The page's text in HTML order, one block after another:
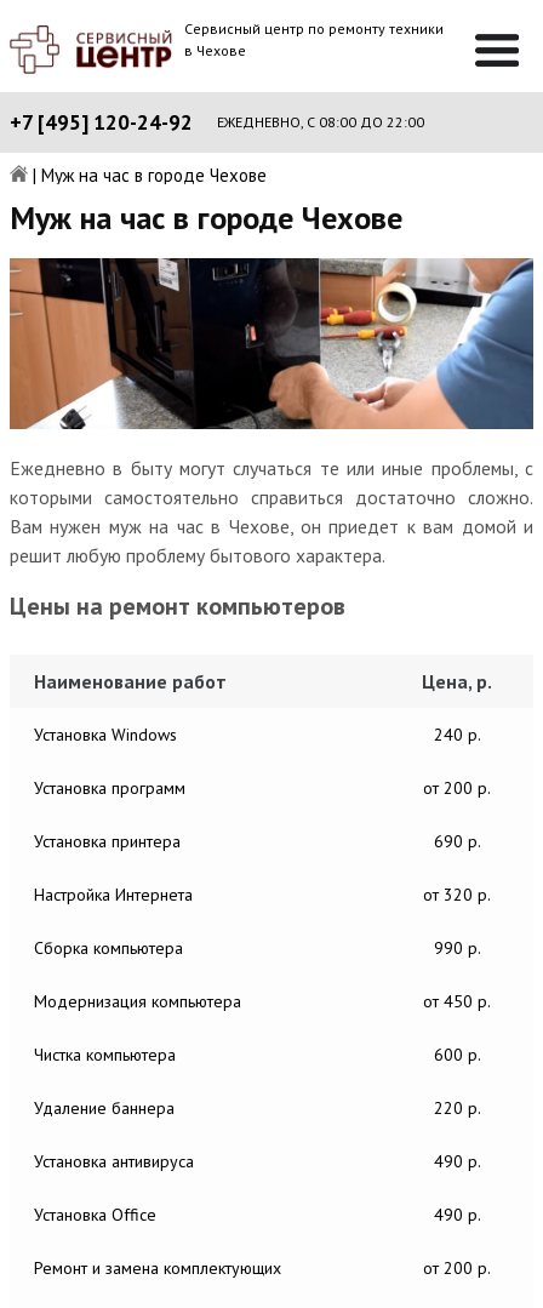
Сервисный центр по ремонту техники
в Чехове
+7 [495] 120-24-92 ЕЖЕДНЕВНО, С 08:00 ДО 22:00
| Муж на час в городе Чехове
Муж на час в городе Чехове
Ежедневно в быту могут случаться те или иные проблемы, с
которыми самостоятельно справиться достаточно сложно.
Вам нужен муж на час в Чехове, он приедет к вам домой и
решит любую проблему бытового характера.
Цены на ремонт компьютеров
Наименование работ Цена, р.
Установка Windows 240 р.
Установка программ от 200 р.
Установка принтера 690 р.
Настройка Интернета от 320 р.
Сборка компьютера 990 р.
Модернизация компьютера от 450 р.
Чистка компьютера 600 р.
Удаление баннера 220 р.
Установка антивируса 490 р.
Установка Office 490 р.
Ремонт и замена комплектующих от 200 р.